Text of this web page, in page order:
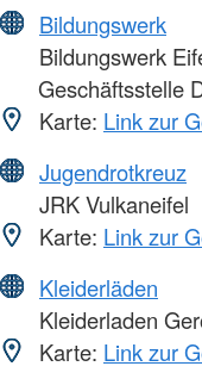
Bildungswerk
Bildungswerk
Geschäftsstelle
Karte: Link zur
Jugendrotkreuz
JRK Vulkaneifel
Karte: Link zur
Kleiderläden
Kleiderladen
Karte: Link zur